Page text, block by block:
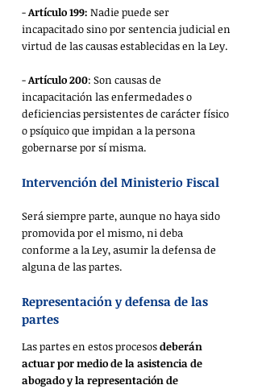
- Artículo 199: Nadie puede ser
incapacitado sino por sentencia judicial en
virtud de las causas establecidas en la Ley.
- Artículo 200: Son causas de
incapacitación las enfermedades o
deficiencias persistentes de carácter físico
o psíquico que impidan a la persona
gobernarse por sí misma.
Intervención del Ministerio Fiscal
Será siempre parte, aunque no haya sido
promovida por el mismo, ni deba
conforme a la Ley, asumir la defensa de
alguna de las partes.
Representación y defensa de las
partes
Las partes en estos procesos deberán
actuar por medio de la asistencia de
abogado y la representación de